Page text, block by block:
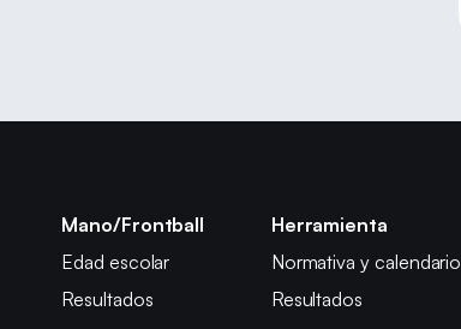
Mano/Frontball
Edad escolar
Resultados
Herramienta
Normativa y calendario
Resultados